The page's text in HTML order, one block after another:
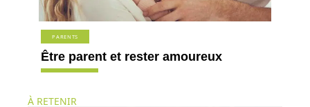
PARENTS
Être parent et rester amoureux
À RETENIR